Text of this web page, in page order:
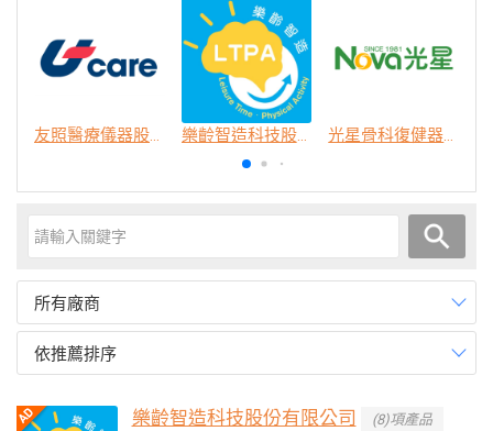
友照醫療儀器股份有限公司 樂齡智造科技股份有限公司 光星骨科復健器材股份有限公司
所有廠商
依推薦排序
樂齡智造科技股份有限公司 (8)項產品